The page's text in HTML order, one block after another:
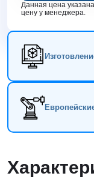
Данная цена
цену у менеджера.